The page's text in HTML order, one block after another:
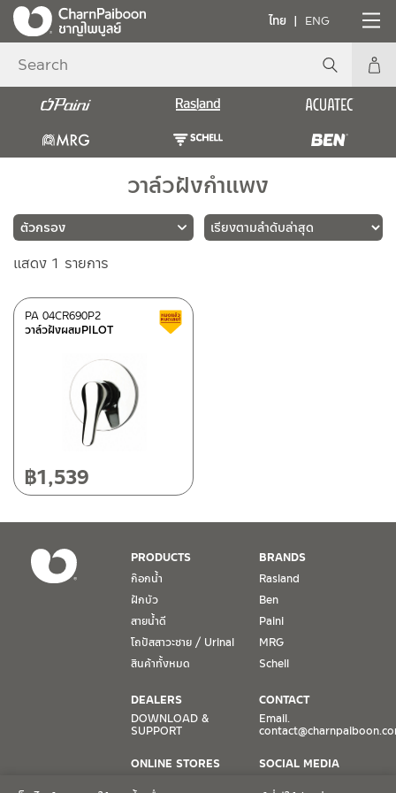
ไทย ENG
วาล์วฝังกำแพง
แบรนด์
PAINI
วาล์วฝังกำแพงผสมร้อนเย็น
ทองเหลือง
สี
โครเมียมเงา (1)
(1)
สินค้าลดราคา เคลียร์สต็อก (1)
แสดง 1 รายการ
วาล์วฝังผสมPILOT
PA 04CR690P2
฿1,539
PRODUCTS
ก๊อกน้ำ
ฝักบัว
สายน้ำดี
โถปัสสาวะชาย / Urinal
สินค้าทั้งหมด
BRANDS
Rasland
Ben
Paini
MRG
Schell
DEALERS
DOWNLOAD &
SUPPORT
ONLINE STORES
CONTACT
Email.
SOCIAL MEDIA